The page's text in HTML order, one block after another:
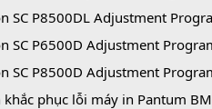
SC P8500DL Adjustment
SC P6500D Adjustment
SC P8500D Adjustment
phục lỗi máy in Pantum BM5100ADW không